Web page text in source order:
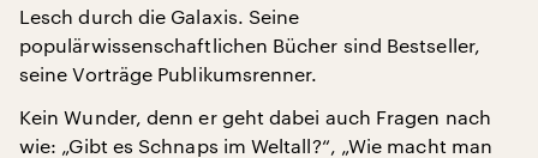
Lesch durch die Galaxis. Seine
populärwissenschaftlichen Bücher sind Bestseller,
seine Vorträge Publikumsrenner.
Kein Wunder, denn er geht dabei auch Fragen nach
wie: „Gibt es Schnaps im Weltall?“, „Wie macht man